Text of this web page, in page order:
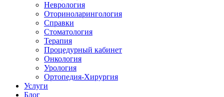
Неврология
Оториноларингология
Справки
Стоматология
Терапия
Процедурный кабинет
Онкология
Урология
Ортопедия-Хирургия
Услуги
Блог